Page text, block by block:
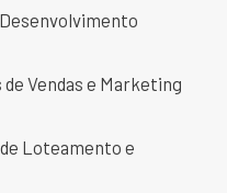
Vendas e Marketing
Loteamento e